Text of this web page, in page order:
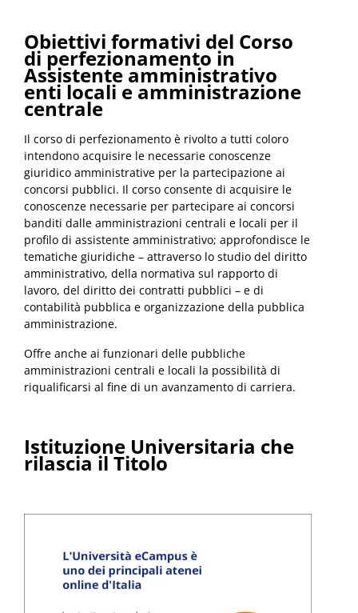
Obiettivi formativi del Corso
di perfezionamento in
Assistente amministrativo
enti locali e amministrazione
centrale
Il corso di perfezionamento è rivolto a tutti coloro
intendono acquisire le necessarie conoscenze
giuridico amministrative per la partecipazione ai
concorsi pubblici. Il corso consente di acquisire le
conoscenze necessarie per partecipare ai concorsi
banditi dalle amministrazioni centrali e locali per il
profilo di assistente amministrativo; approfondisce le
tematiche giuridiche – attraverso lo studio del diritto
amministrativo, della normativa sul rapporto di
lavoro, del diritto dei contratti pubblici – e di
contabilità pubblica e organizzazione della pubblica
amministrazione.
Offre anche ai funzionari delle pubbliche
amministrazioni centrali e locali la possibilità di
riqualificarsi al fine di un avanzamento di carriera.
Istituzione Universitaria che
rilascia il Titolo